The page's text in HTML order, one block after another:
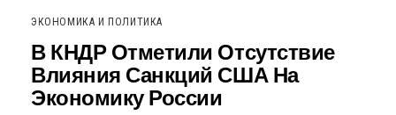
ЭКОНОМИКА И ПОЛИТИКА
В КНДР Отметили Отсутствие
Влияния Санкций США На
Экономику России